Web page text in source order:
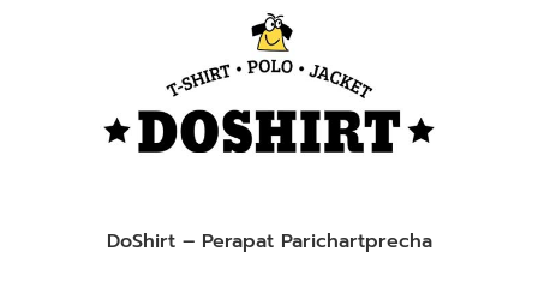
DoShirt – Perapat Parichartprecha